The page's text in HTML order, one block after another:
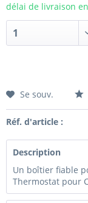
délai de livraison
Se souv.
Réf. d'article :
Description
Un boîtier fiable
Thermostat pour